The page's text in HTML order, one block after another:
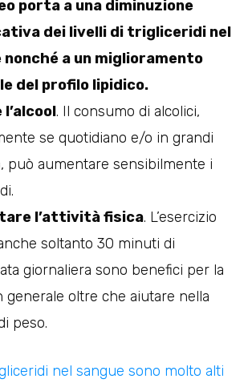
porta a una diminuzione
dei livelli di trigliceridi nel
nonché a un miglioramento
del profilo lipidico.
. Il consumo di alcolici,
se quotidiano e/o in grandi
può aumentare sensibilmente i
l’attività fisica. L’esercizio
soltanto 30 minuti di
giornaliera sono benefici per la
generale oltre che aiutare nella
peso.
nel sangue sono molto alti